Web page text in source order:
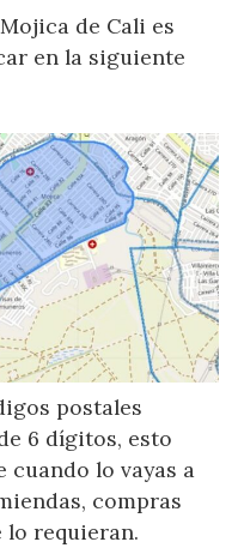
de Cali es
en la siguiente
postales
6 dígitos, esto
cuando lo vayas a
compras
requieran.